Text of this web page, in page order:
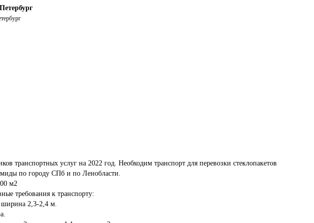
транспортных услуг на 2022 год. Необходим транспорт для перевозки стеклопакетов
по городу СПб и по Ленобласти.
м2
требования к транспорту:
ширина 2,3-2,4 м.